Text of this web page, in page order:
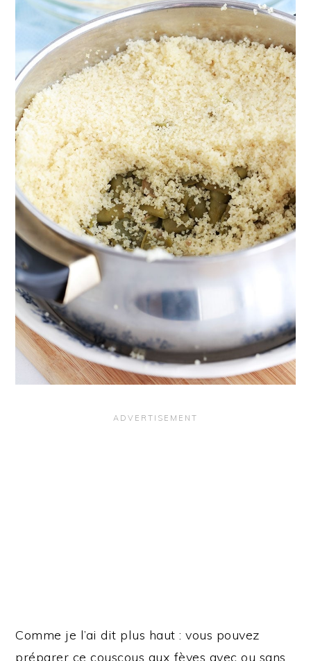
Comme je l’ai dit plus haut : vous pouvez
préparer ce couscous aux fèves avec ou sans